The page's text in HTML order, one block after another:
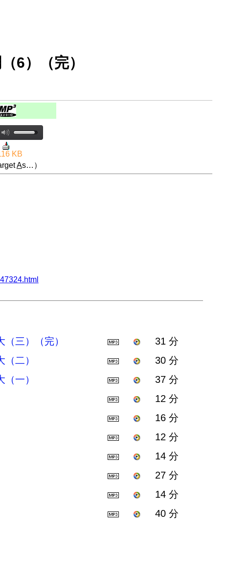
6）（完）
KB
As…）
三）（完）
31 分
二）
30 分
一）
37 分
12 分
16 分
12 分
14 分
27 分
14 分
40 分